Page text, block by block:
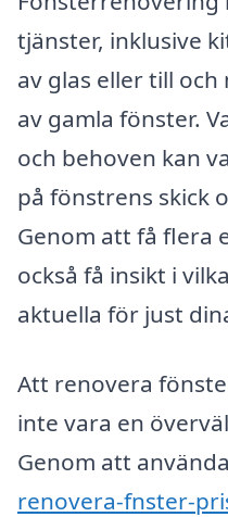
tjänster, inklusive
av glas eller till
av gamla fönster.
och behoven kan
på fönstrens skick
Genom att få flera
också få insikt i
aktuella för just
Att renovera
inte vara en
Genom att
renovera-fnster-